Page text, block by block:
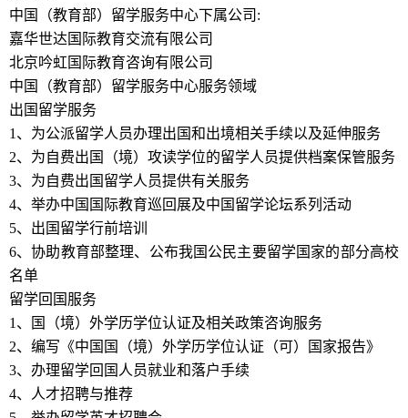
中国（教育部）留学服务中心下属公司:
嘉华世达国际教育交流有限公司
北京吟虹国际教育咨询有限公司
中国（教育部）留学服务中心服务领域
出国留学服务
1、为公派留学人员办理出国和出境相关手续以及延伸服务
2、为自费出国（境）攻读学位的留学人员提供档案保管服务
3、为自费出国留学人员提供有关服务
4、举办中国国际教育巡回展及中国留学论坛系列活动
5、出国留学行前培训
6、协助教育部整理、公布我国公民主要留学国家的部分高校
名单
留学回国服务
1、国（境）外学历学位认证及相关政策咨询服务
2、编写《中国国（境）外学历学位认证（可）国家报告》
3、办理留学回国人员就业和落户手续
4、人才招聘与推荐